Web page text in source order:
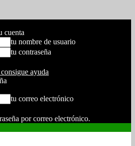
cuenta
tu nombre de usuario
tu contraseña
ayuda
tu correo electrónico
por correo electrónico.